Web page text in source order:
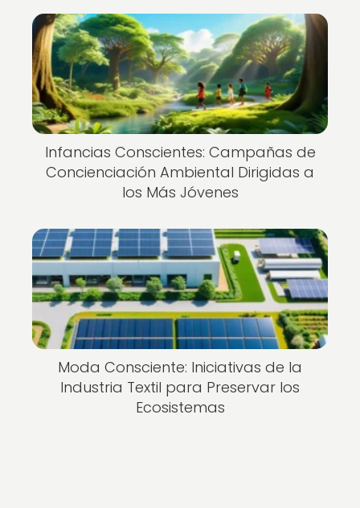
Infancias Conscientes: Campañas de
Concienciación Ambiental Dirigidas a
los Más Jóvenes
Moda Consciente: Iniciativas de la
Industria Textil para Preservar los
Ecosistemas